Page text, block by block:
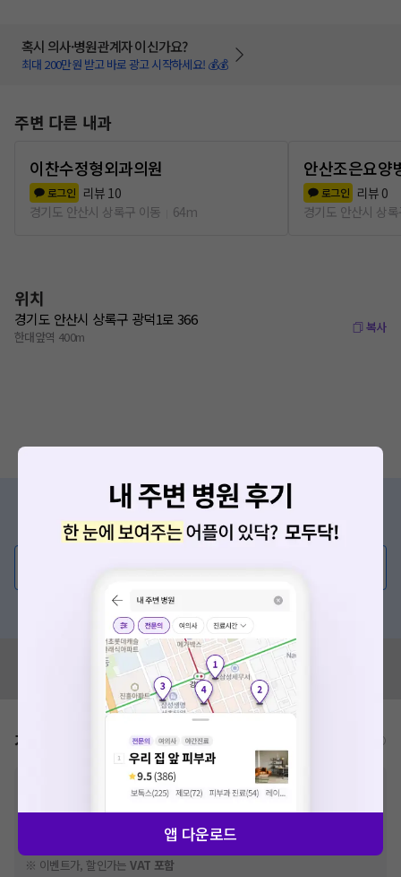
혹시 의사·병원관계자 이신가요?
최대 200만원 받고 바로 광고 시작하세요! 💰💰
주변 다른 내과
이찬수정형외과의원
로그인 리뷰 10
경기도 안산시 상록구 이동
64m
안산조은요양
로그인 리뷰 0
경기도 안산시 상
위치
경기도 안산시 상록구 광덕1로 366
한대앞역 400m
복사
증상/치료, 궁금한 점이 있나요?
의사가 직접 답해드려요!
혹은, 의료상담 서비스에 다양한 게시글 보러가기
혹시 잘못된 병원정보가 있나요?
모두닥 팀에 알려주세요!
가격표
비급여 항목의 경우,추가비용 등으로 실제 가격과 상이할 수 있으니, 정확
한 가격은 해당 의료기관에 직접 문의해주세요.
※급여 항목의 경우,건강보험심사평가원에 고지되어 있는 급여 진료 기준 가
격입니다. (진료와 연관된 복합적인 비용이 추가되어, 병원마다 금액이 다르게
※ 이벤트가, 할인가는VAT 포함
앱 다운로드